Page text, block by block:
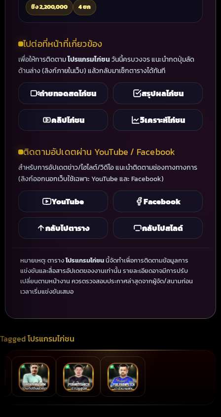
ชิง 2,200,000 4 ยก
ไปต่อที่หน้าที่เกี่ยวข้อง
เพื่อให้การติดตามโปรแกรมไก่ชนวันนี้ครบวงจร แนะนำกดปุ่มลัด
ด้านล่าง (ลิงก์ภายในเว็บ) แล้วกลับมาเช็กตารางได้ทันที
ถ่ายทอดสดไก่ชน สรุปผลไก่ชน
คลิปไก่ชน วิเคราะห์ไก่ชน
ติดตามอัปเดตผ่าน YouTube / Facebook
สำหรับการอัปเดตข่าว/ไฮไลต์/วิดีโอ แนะนำติดตามช่องทางทางการ
(ลิงก์ออกนอกเว็บใช้เฉพาะ YouTube และ Facebook)
YouTube Facebook
กลับไปตาราง กลับไปสไลด์
หมายเหตุ: ตารางโปรแกรมไก่ชนนี้จัดทำเพื่อการติดตามข้อมูลการ
แข่งขันและสื่อสารอัปเดตของงานเท่านั้น รายละเอียดอาจมีการปรับ
เปลี่ยนตามหน้างาน ควรตรวจสอบประกาศล่าสุดจากผู้จัด/สนามก่อน
เวลาเริ่มแข่งขันเสมอ
Taggedโปรแกรมไก่ชน